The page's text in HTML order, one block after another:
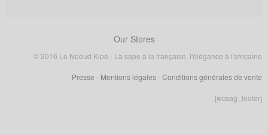
Our Stores
© 2016 Le Noeud Kipé - La sape à la française, l'élégance à l'africaine
Presse - Mentions légales- Conditions générales de vente
[wcsag_footer]